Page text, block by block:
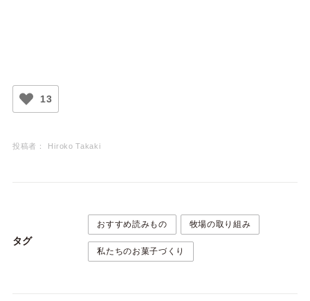
13
投稿者： Hiroko Takaki
タグ
おすすめ読みもの 牧場の取り組み
私たちのお菓子づくり